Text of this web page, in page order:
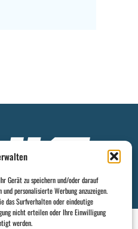
Gerät zu speichern und/oder darauf
personalisierte Werbung anzuzeigen.
das Surfverhalten oder eindeutige
nicht erteilen oder Ihre Einwilligung
werden.